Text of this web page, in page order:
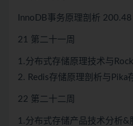
InnoDB事务原理剖析
21 第二十一周
1.分布式存储原理技术与
2. Redis存储原理剖析与
22 第二十二周
1.分布式存储产品技术分析